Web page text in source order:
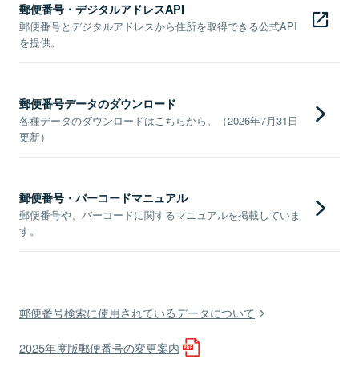
郵便番号・デジタルアドレスAPI
郵便番号とデジタルアドレスから住所を取得できる公式API
を提供。
郵便番号データのダウンロード
各種データのダウンロードはこちらから。（2026年7月31日
更新）
郵便番号・バーコードマニュアル
郵便番号や、バーコードに関するマニュアルを掲載していま
す。
郵便番号検索に使用されているデータについて
2025年度版郵便番号の変更案内